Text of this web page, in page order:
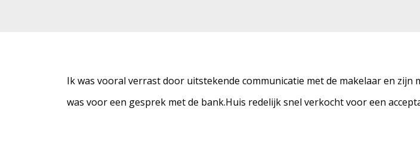
Ik was vooral verrast door uitstekende communicatie met de makelaar en
was voor een gesprek met de bank.Huis redelijk snel verkocht voor een